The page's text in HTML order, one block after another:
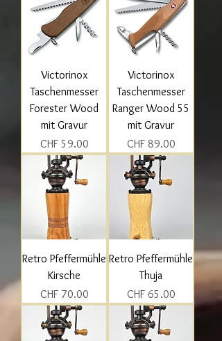
Victorinox
Taschenmesser
Forester Wood
mit Gravur
Preis
CHF 59.00
Victorinox
Taschenmesser
Ranger Wood 55
mit Gravur
Preis
CHF 89.00
Retro Pfeffermühle
Kirsche
Preis
CHF 70.00
Retro Pfeffermühle
Thuja
Preis
CHF 65.00